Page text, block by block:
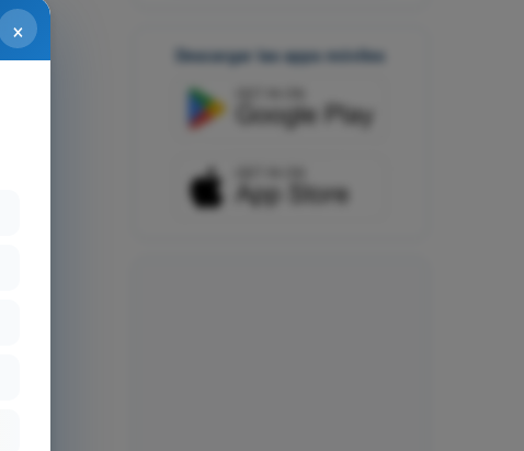
Descargar las apps móviles
×